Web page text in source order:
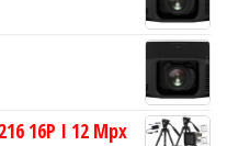
16P I 12 Mpx